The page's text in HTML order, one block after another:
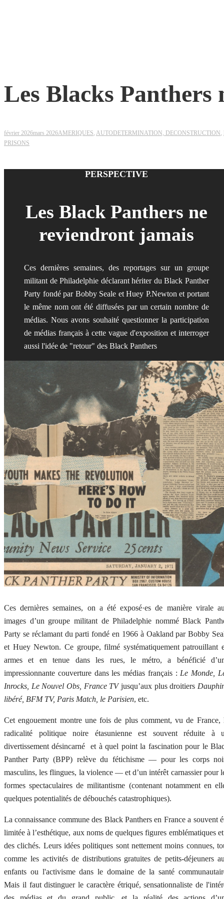
Les Blacks
février 2026mars 2026AMERIQUES AUTODETERMINATION, DECONSTRUCTION
PRISONS
PERSPECTIVE
Les Black Panthers ne
reviendront jamais
Ces dernières semaines, des reportages sur un groupe
militant de Philadelphie déclarant hériter du Black Panther
Party fondé par Bobby Seale et Huey P.Newton et portant
le même nom ont été diffusées par un certain nombre de
médias. Nous avons souhaité questionner la participation
de médias français à cette vague d'exposition et interroger
aussi l'idée de "retour" des Black Panthers
Ces dernières semaines, on a été exposé·es de manière virale
images d’un groupe militant de Philadelphie nommé Black
Party se réclamant du parti fondé en 1966 à Oakland par Bobby
et Huey Newton. Ce groupe, filmé systématiquement patrouillant
armes et en tenue dans les rues, le métro, a bénéficié
impressionnante couverture dans les médias français : Le Monde,
Inrocks, Le Nouvel Obs, France TVjusqu’aux plus droitiers
libéré, BFM TV, Paris Match, le Parisien, etc.
Cet engouement montre une fois de plus comment, vu de France,
radicalité politique noire étasunienne est souvent réduite à
divertissement désincarné et à quel point la fascination pour le
Panther Party (BPP) relève du fétichisme — pour les corps
masculins, les flingues, la violence — et d’un intérêt carnassier pour
formes spectaculaires de militantisme (contenant notamment en
quelques potentialités de débouchés catastrophiques).
La connaissance commune des Black Panthers en France a souvent
limitée à l’esthétique, aux noms de quelques figures emblématiques
des clichés. Leurs idées politiques sont nettement moins connues,
comme les activités de distributions gratuites de petits-déjeuners
enfants ou l'activisme dans le domaine de la santé
Mais il faut distinguer le caractère étriqué, sensationnaliste de